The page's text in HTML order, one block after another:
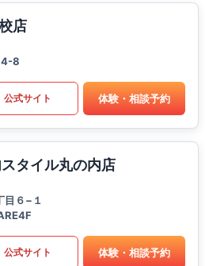
店
8
公式サイト 体験・相談予約
タイル丸の内店
目６−１
公式サイト 体験・相談予約